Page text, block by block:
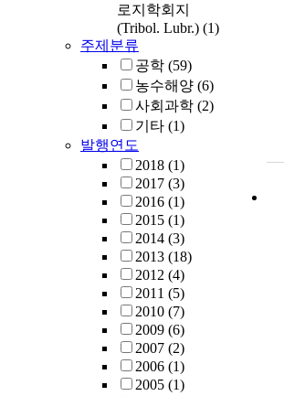
로지학회지
(Tribol. Lubr.) (1)
주제분류
공학 (59)
농수해양 (6)
사회과학 (2)
기타 (1)
발행연도
2018 (1)
2017 (3)
2016 (1)
2015 (1)
2014 (3)
2013 (18)
2012 (4)
2011 (5)
2010 (7)
2009 (6)
2007 (2)
2006 (1)
2005 (1)